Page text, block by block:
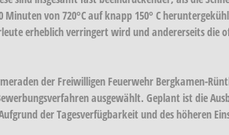
von 720°C auf knapp 150° C
erheblich verringert wird und andererseits die
der Freiwilligen Feuerwehr Bergkamen-
ausgewählt. Geplant ist die
der Tagesverfügbarkeit und des höheren